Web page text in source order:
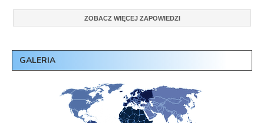
ZOBACZ WIĘCEJ ZAPOWIEDZI
GALERIA